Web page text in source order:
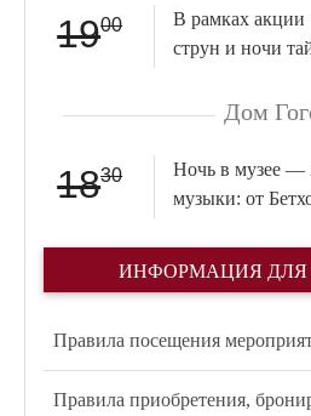
1900
В рамках акции
струн и ночи
Дом
1830
Ночь в музее —
музыки: от
ИНФОРМАЦИЯ ДЛЯ
Правила посещения
Правила приобретения,